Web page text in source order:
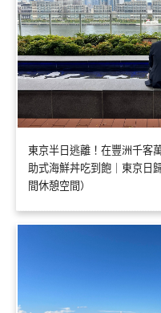
東京半日逃離！在豐洲千客
助式海鮮丼吃到飽｜東京日
間休憩空間）